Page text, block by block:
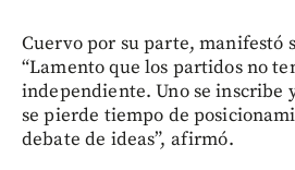
Cuervo por su parte, manifestó
“Lamento que los partidos no
independiente. Uno se inscribe
se pierde tiempo de
debate de ideas”, afirmó.